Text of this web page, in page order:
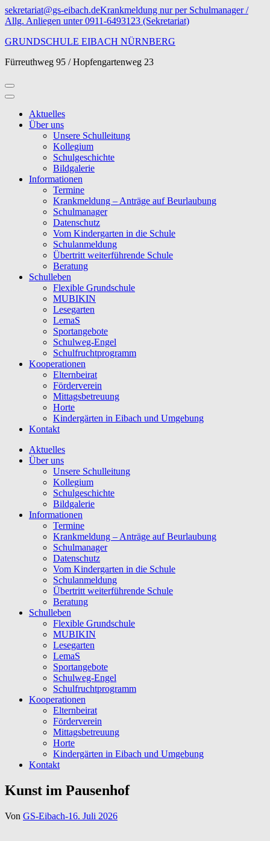
Zum
Inhalt
(Eingabetaste
sekretariat@gs-eibach.deKrankmeldung nur per Schulmanager /
Allg. Anliegen unter 0911-6493123 (Sekretariat)
GRUNDSCHULE EIBACH NÜRNBERG
Fürreuthweg 95 / Hopfengartenweg 23
Aktuelles
Über uns
Unsere Schulleitung
Kollegium
Schulgeschichte
Bildgalerie
Informationen
Termine
Krankmeldung – Anträge auf Beurlaubung
Schulmanager
Datenschutz
Vom Kindergarten in die Schule
Schulanmeldung
Übertritt weiterführende Schule
Beratung
Schulleben
Flexible Grundschule
MUBIKIN
Lesegarten
LemaS
Sportangebote
Schulweg-Engel
Schulfruchtprogramm
Kooperationen
Elternbeirat
Förderverein
Mittagsbetreuung
Horte
Kindergärten in Eibach und Umgebung
Kontakt
Aktuelles
Über uns
Unsere Schulleitung
Kollegium
Schulgeschichte
Bildgalerie
Informationen
Termine
Krankmeldung – Anträge auf Beurlaubung
Schulmanager
Datenschutz
Vom Kindergarten in die Schule
Schulanmeldung
Übertritt weiterführende Schule
Beratung
Schulleben
Flexible Grundschule
MUBIKIN
Lesegarten
LemaS
Sportangebote
Schulweg-Engel
Schulfruchtprogramm
Kooperationen
Elternbeirat
Förderverein
Mittagsbetreuung
Horte
Kindergärten in Eibach und Umgebung
Kontakt
Kunst im Pausenhof
Von GS-Eibach-16. Juli 2026